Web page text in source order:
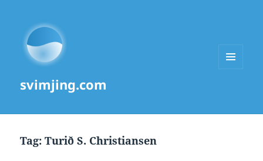
svimjing.com
Tag:Turið S. Christiansen